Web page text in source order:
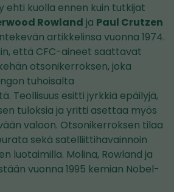
ehti kuolla ennen kuin tutkijat
Rowland ja Paul Crutzen
artikkelinsa vuonna 1974.
että CFC-aineet saattavat
otsonikerroksen, joka
tuhoisalta
Teollisuus esitti jyrkkiä epäilyjä,
tuloksia ja yritti asettaa myös
valoon. Otsonikerroksen tilaa
sekä satelliittihavainnoin
luotaimilla. Molina, Rowland ja
vuonna 1995 kemian Nobel-